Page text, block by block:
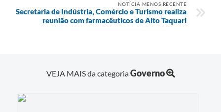
NOTÍCIA MENOS RECENTE
Secretaria de Indústria, Comércio e Turismo realiza
reunião com farmacêuticos de Alto Taquari
VEJA MAIS da categoriaGoverno